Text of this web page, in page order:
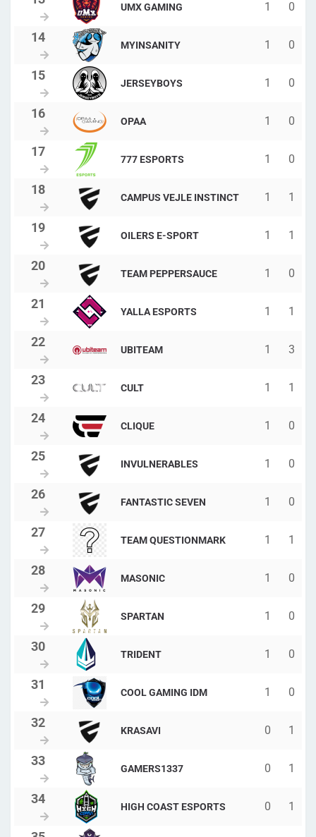
UMX GAMING 1 0
MYINSANITY 1 0
JERSEYBOYS 1 0
OPAA 1 0
777 ESPORTS 1 0
CAMPUS VEJLE INSTINCT 1 1
OILERS E-SPORT 1 1
TEAM PEPPERSAUCE 1 0
YALLA ESPORTS 1 1
UBITEAM 1 3
CULT 1 1
CLIQUE 1 0
INVULNERABLES 1 0
FANTASTIC SEVEN 1 0
TEAM QUESTIONMARK 1 1
MASONIC 1 0
SPARTAN 1 0
TRIDENT 1 0
COOL GAMING IDM 1 0
KRASAVI 0 1
GAMERS1337 0 1
HIGH COAST ESPORTS 0 1